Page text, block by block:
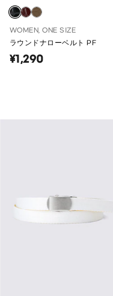
WOMEN, ONE SIZE
ラウンドナローベルト PF
¥1,290